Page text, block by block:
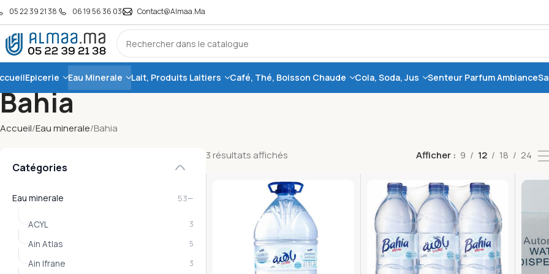
05 22 39 21 38 06 19 56 36 03 Contact@almaa.ma
Epicerie Eau Minerale Lait, Produits Laitiers Café, Thé, Boisson Chaude Cola, Soda, Jus Senteur Parfum Ambiance
Bahia
Accueil Eau minerale Bahia
Catégories
Eau minerale 53−
ACYL 3
Ain Atlas 5
Ain Ifrane 3
3 résultats affichés Afficher 9 12 18 24